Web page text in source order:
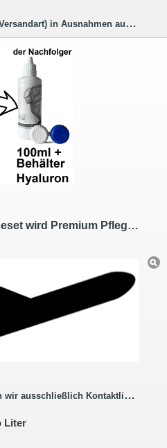
in Ausnahmen auch länger.
Aus Options Classic Reiseset wird Premium Pflege Kombilösung Reiseset mit Hyaluron 100ml / 1 Behälter
ohne Pflegemittel.
Liter